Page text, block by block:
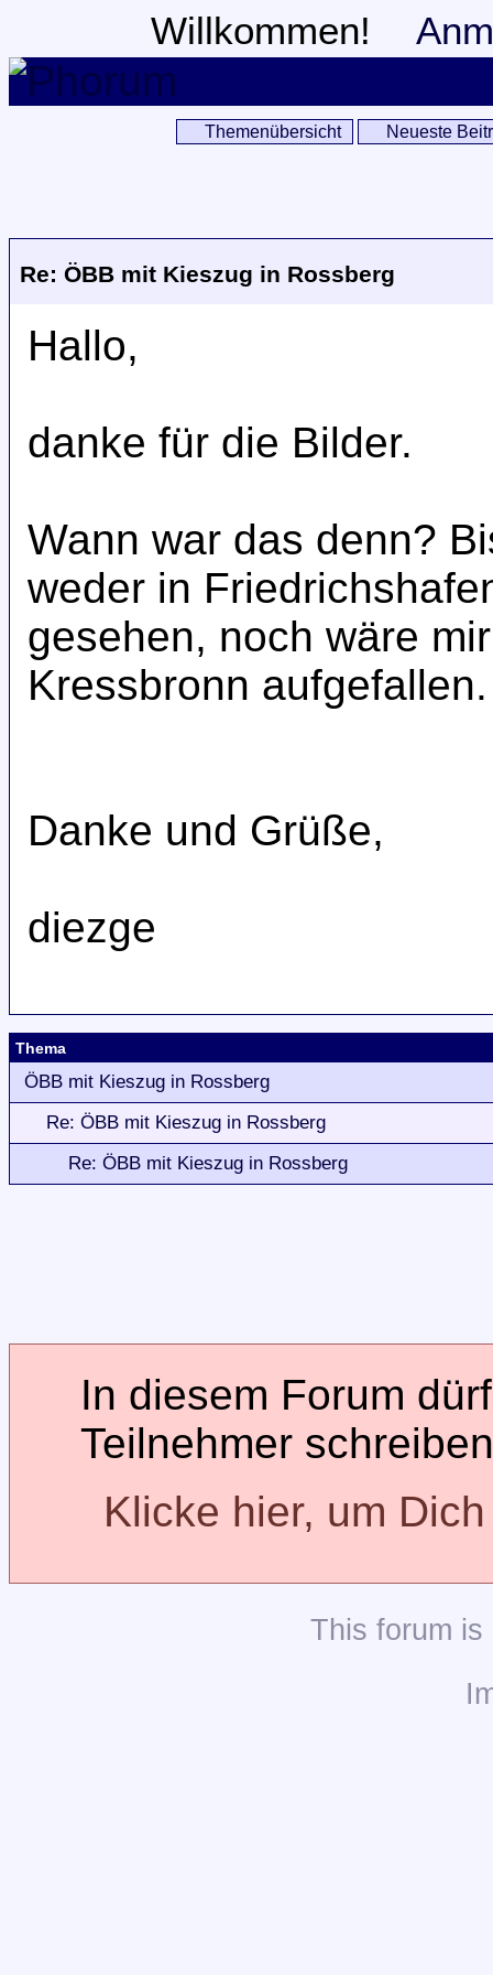
Willkommen!
Themenübersicht Neueste
Re: ÖBB mit Kieszug in Rossberg
Hallo,
danke für die Bilder.
Wann war das denn?
weder in
gesehen, noch wäre
Kressbronn aufgefallen.
Danke und Grüße,
diezge
Thema
ÖBB mit Kieszug in Rossberg
Re: ÖBB mit Kieszug in Rossberg
Re: ÖBB mit Kieszug in Rossberg
In diesem Forum
Teilnehmer
Klicke hier, um
This forum is